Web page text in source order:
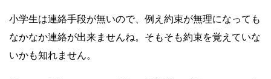
小学生は連絡手段が無いので、例え約束が無理になっても
なかなか連絡が出来ませんね。そもそも約束を覚えていな
いかも知れません。